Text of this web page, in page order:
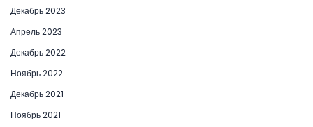
Декабрь 2023
Апрель 2023
Декабрь 2022
Ноябрь 2022
Декабрь 2021
Ноябрь 2021